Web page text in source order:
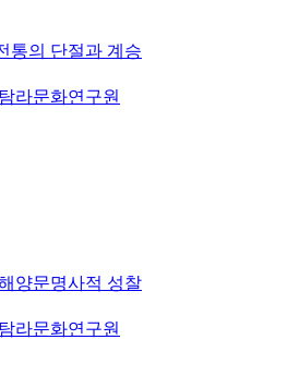
통의 단절과 계승
라문화연구원
해양문명사적 성찰
라문화연구원